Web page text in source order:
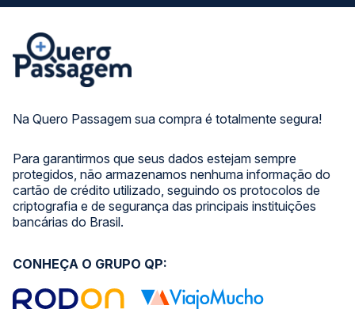
Na Quero Passagem sua compra é totalmente segura!
Para garantirmos que seus dados estejam sempre
protegidos, não armazenamos nenhuma informação do
cartão de crédito utilizado, seguindo os protocolos de
criptografia e de segurança das principais instituições
bancárias do Brasil.
CONHEÇA O GRUPO QP: